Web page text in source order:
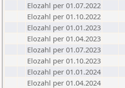
Elozahl per 01.07.2022
Elozahl per 01.10.2022
Elozahl per 01.01.2023
Elozahl per 01.04.2023
Elozahl per 01.07.2023
Elozahl per 01.10.2023
Elozahl per 01.01.2024
Elozahl per 01.04.2024